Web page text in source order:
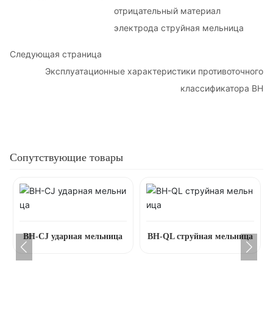
отрицательный материал
электрода струйная мельница
Следующая страница
Эксплуатационные характеристики противоточного
классификатора BH
Сопутствующие товары
BH-CJ ударная мельница BH-QL струйная мельница